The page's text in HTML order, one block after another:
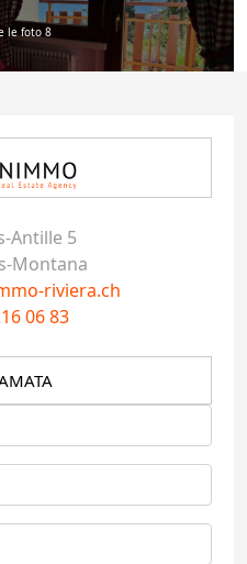
le foto 8
Antille 5
Montana
riviera.ch
06 83